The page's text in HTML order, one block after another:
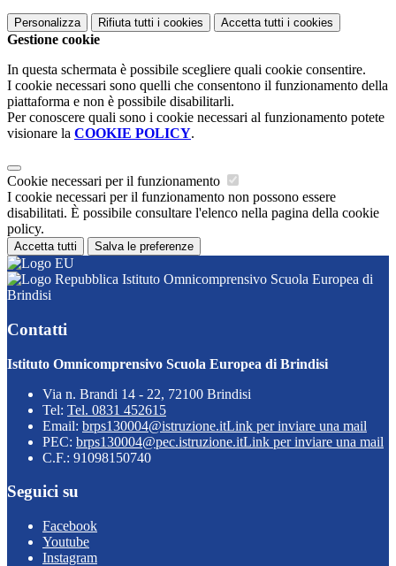
Personalizza Rifiuta tutti i cookies Accetta tutti i cookies
Gestione cookie
In questa schermata è possibile scegliere quali cookie consentire.
I cookie necessari sono quelli che consentono il funzionamento della
piattaforma e non è possibile disabilitarli.
Per conoscere quali sono i cookie necessari al funzionamento potete
visionare la COOKIE POLICY.
Cookie necessari per il funzionamento
I cookie necessari per il funzionamento non possono essere
disabilitati. È possibile consultare l'elenco nella pagina della cookie
policy.
Accetta tutti Salva le preferenze
Istituto Omnicomprensivo Scuola Europea di
Brindisi
Contatti
Istituto Omnicomprensivo Scuola Europea di Brindisi
Via n. Brandi 14 - 22, 72100 Brindisi
Tel: Tel. 0831 452615
Email: brps130004@istruzione.itLink per inviare una mail
PEC: brps130004@pec.istruzione.itLink per inviare una mail
C.F.: 91098150740
Seguici su
Facebook
Youtube
Instagram